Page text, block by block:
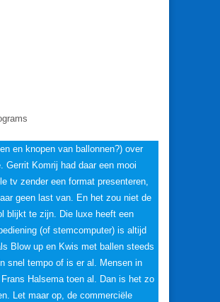
en knopen van ballonnen?) over
Gerrit Komrij had daar een mooi
tv zender een format presenteren,
geen last van. En het zou niet de
blijkt te zijn. Die luxe heeft een
(of stemcomputer) is altijd
Blow up en Kwis met ballen steeds
snel tempo of is er al. Mensen in
Halsema toen al. Dan is het zo
Let maar op, de commerciële